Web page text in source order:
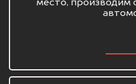
место, производим